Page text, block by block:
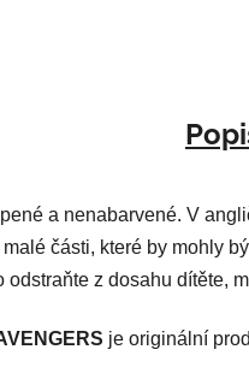
a nenabarvené. V
části, které by mohly
odstraňte z dosahu dítěte,
je originální